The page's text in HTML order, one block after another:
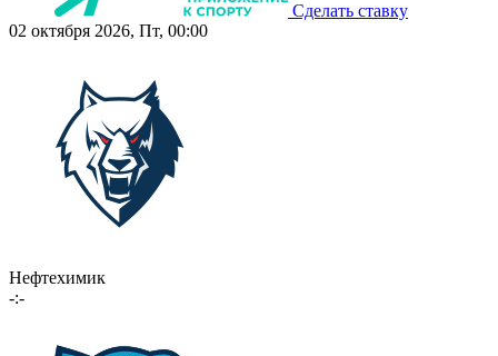
Сделать ставку
02 октября 2026, Пт, 00:00
Нефтехимик
-:-